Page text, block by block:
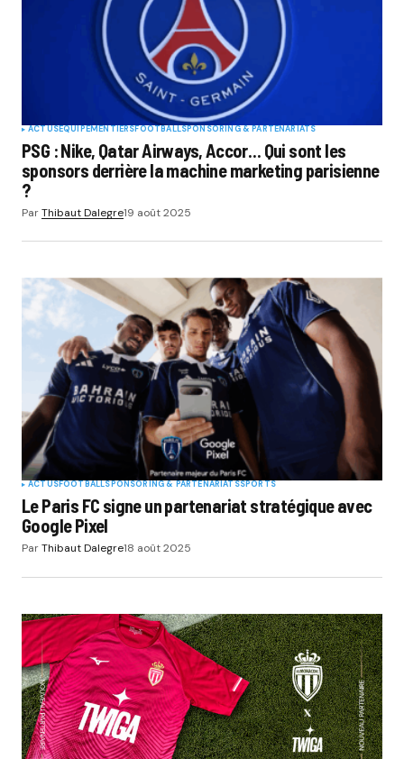
ACTUSEQUIPEMENTIERSFOOTBALLSPONSORING & PARTENARIATS
PSG : Nike, Qatar Airways, Accor… Qui sont les
sponsors derrière la machine marketing parisienne
?
ParThibaut Dalegre19 août 2025
ACTUSFOOTBALLSPONSORING & PARTENARIATSSPORTS
Le Paris FC signe un partenariat stratégique avec
Google Pixel
ParThibaut Dalegre18 août 2025